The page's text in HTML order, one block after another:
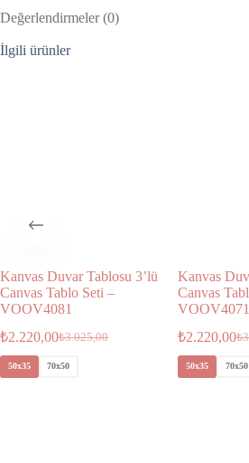
Değerlendirmeler (0)
İlgili ürünler
Kanvas Duvar Tablosu 3’lü
Canvas Tablo Seti –
VOOV4081
₺3.025,00
₺2.220,00
50x35 70x50
Kanvas
Canvas
VOOV4071
₺
₺2.220,00
50x35 70x50